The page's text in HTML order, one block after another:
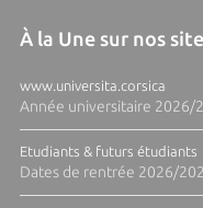
À la Une sur nos
www.universita.corsica
Année universitaire 2026/
Etudiants & futurs étudiants
Dates de rentrée 2026/